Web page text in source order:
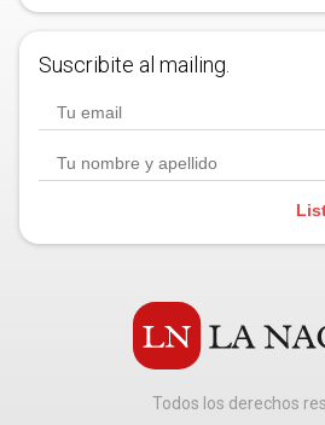
Suscribite al mailing.
Todos los derechos